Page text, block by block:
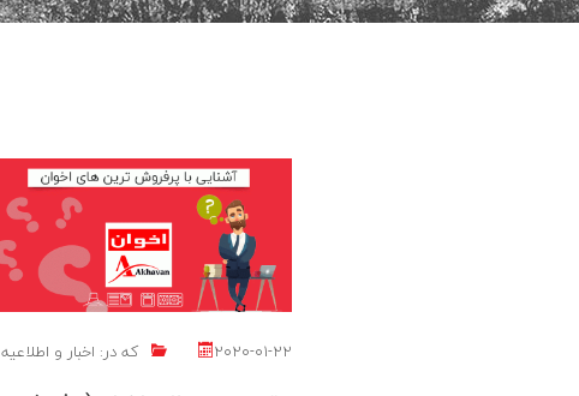
2020-01-22 که در: اخبار و اطلاعیه